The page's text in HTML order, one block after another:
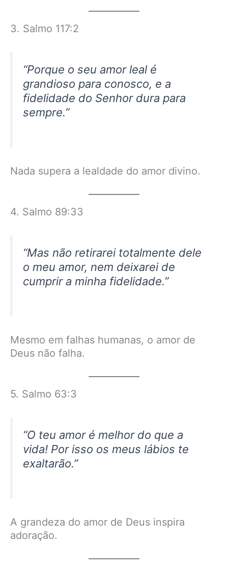
3. Salmo 117:2
“Porque o seu amor leal é
grandioso para conosco, e a
fidelidade do Senhor dura para
sempre.”
Nada supera a lealdade do amor divino.
4. Salmo 89:33
“Mas não retirarei totalmente dele
o meu amor, nem deixarei de
cumprir a minha fidelidade.”
Mesmo em falhas humanas, o amor de
Deus não falha.
5. Salmo 63:3
“O teu amor é melhor do que a
vida! Por isso os meus lábios te
exaltarão.”
A grandeza do amor de Deus inspira
adoração.